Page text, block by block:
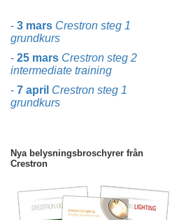
- 3 mars Crestron steg 1
grundkurs
- 25 mars Crestron steg 2
intermediate training
- 7 april Crestron steg 1
grundkurs
Nya belysningsbroschyrer från
Crestron